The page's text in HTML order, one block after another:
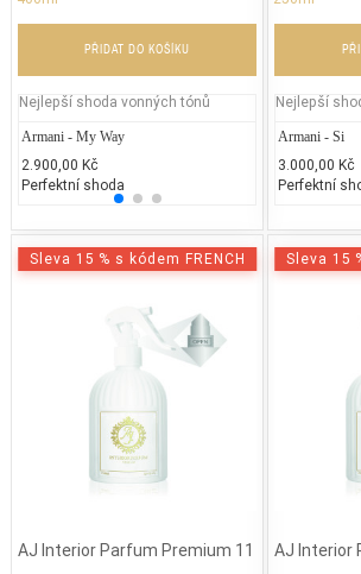
PŘIDAT DO KOŠÍKU
Nejlepší shoda vonných tónů
Armani - My Way
2.900,00 Kč
Perfektní shoda
Yves Saint
2.428,28 Kč
50% běžných
Nejlepší
Armani - Si
3.000,00 Kč
Perfektní
Sleva 15 % s kódem FRENCH
AJ Interior Parfum Premium 11
Sleva 15
AJ Interior